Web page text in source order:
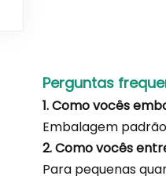
Perguntas
1. Como vocês
Embalagem
2. Como vocês
Para pequenas